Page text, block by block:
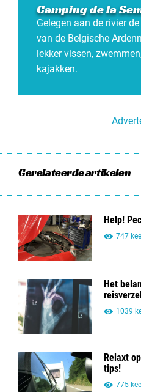
Camping de la
Gelegen aan de rivier
van de Belgische
lekker vissen,
kajakken.
Gerelateerde artikelen
Help!
747
Het
1039
Relaxt
tips!
775